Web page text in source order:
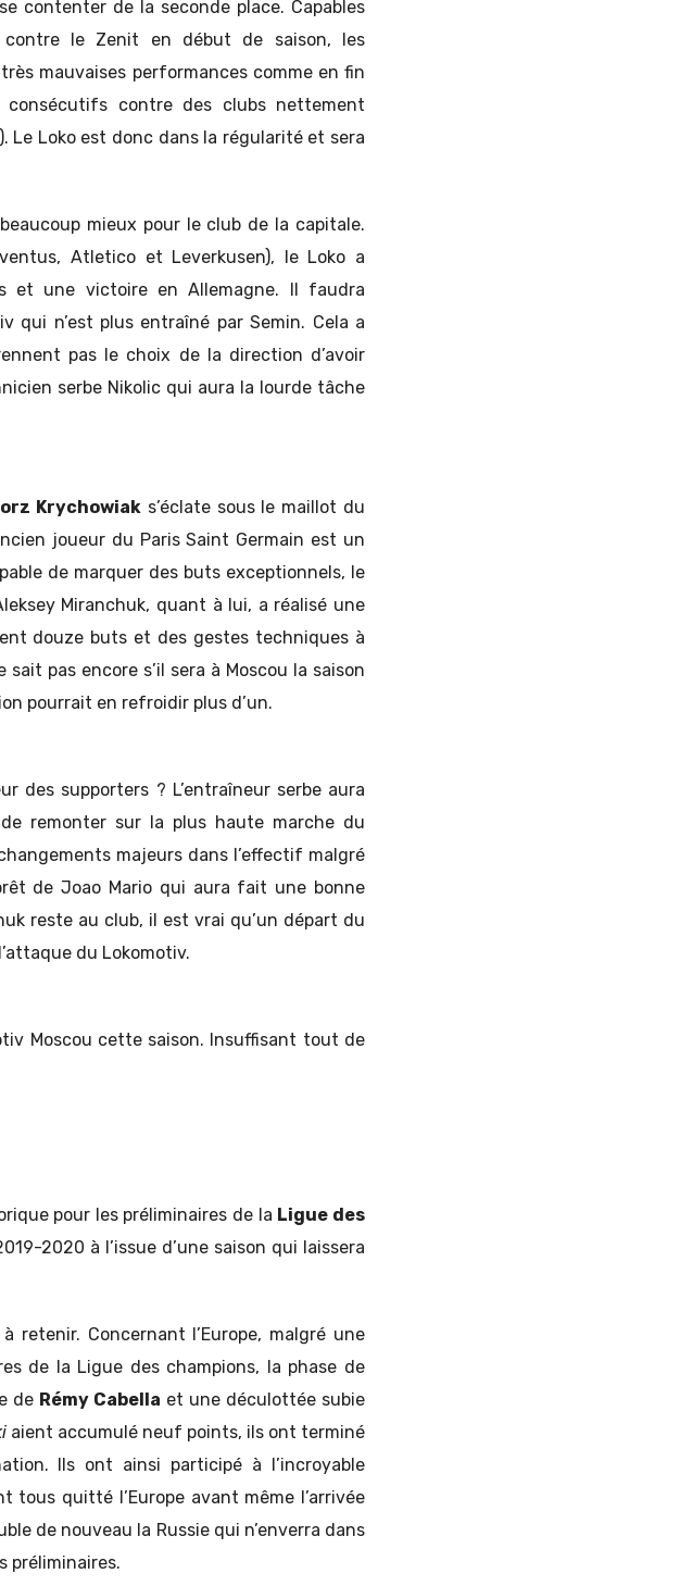
contenter de la seconde place. Capables
contre le Zenit en début de saison, les
mauvaises performances comme en fin
contre des clubs nettement
Le Loko est donc dans la régularité et sera
mieux pour le club de la capitale.
Atletico et Leverkusen), le Loko a
et une victoire en Allemagne. Il faudra
qui n’est plus entraîné par Semin. Cela a
pas le choix de la direction d’avoir
serbe Nikolic qui aura la lourde tâche
Krychowiaks’éclate sous le maillot du
joueur du Paris Saint Germain est un
de marquer des buts exceptionnels, le
Miranchuk, quant à lui, a réalisé une
douze buts et des gestes techniques à
pas encore s’il sera à Moscou la saison
pourrait en refroidir plus d’un.
des supporters ? L’entraîneur serbe aura
remonter sur la plus haute marche du
majeurs dans l’effectif malgré
de Joao Mario qui aura fait une bonne
reste au club, il est vrai qu’un départ du
du Lokomotiv.
Moscou cette saison. Insuffisant tout de
pour les préliminaires de la Ligue des
2020 à l’issue d’une saison qui laissera
retenir. Concernant l’Europe, malgré une
de la Ligue des champions, la phase de
de Rémy Cabella et une déculottée subie
aient accumulé neuf points, ils ont terminé
Ils ont ainsi participé à l’incroyable
tous quitté l’Europe avant même l’arrivée
de nouveau la Russie qui n’enverra dans
préliminaires.